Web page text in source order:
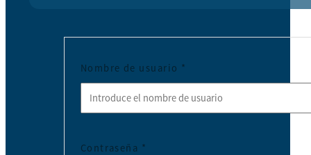
Nombre de usuario *
Contraseña *